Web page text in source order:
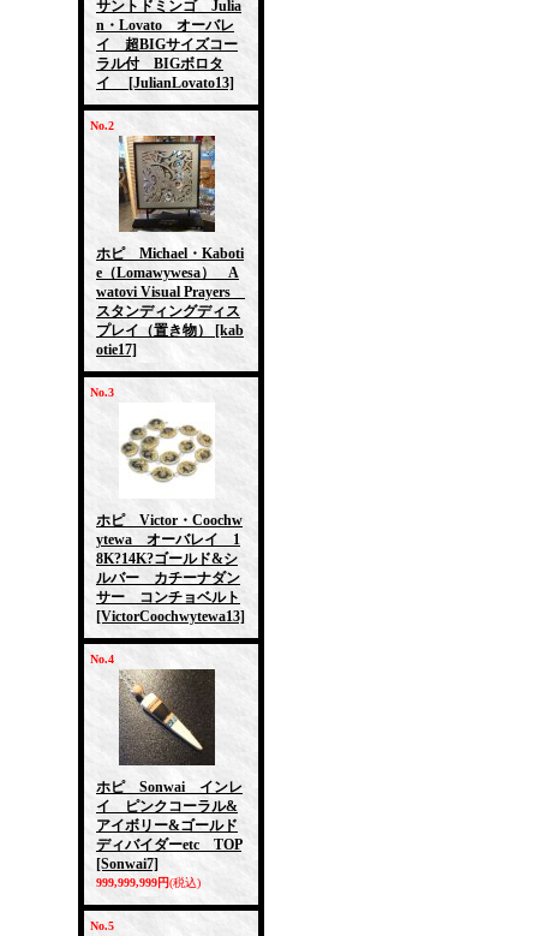
サントドミンゴ Julia
n・Lovato オーバレ
イ 超BIGサイズコー
ラル付 BIGボロタ
イ
[JulianLovato13]
No.2
ホピ Michael・Kaboti
e（Lomawywesa） A
watovi Visual Prayers
スタンディングディス
プレイ（置き物）
[kab
otie17]
No.3
ホピ Victor・Coochw
ytewa オーバレイ 1
8K?14K?ゴールド&シ
ルバー カチーナダン
サー コンチョベルト
[VictorCoochwytewa13]
No.4
ホピ Sonwai インレ
イ ピンクコーラル&
アイボリー&ゴールド
ディバイダーetc TOP
[Sonwai7]
999,999,999円(税込)
No.5